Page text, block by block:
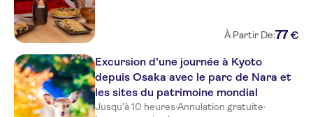
À Partir De:77 €
Excursion d'une journée à Kyoto
depuis Osaka avec le parc de Nara et
les sites du patrimoine mondial
Jusqu'à 10 heures·Annulation gratuite·